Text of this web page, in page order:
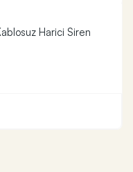
Harici Siren